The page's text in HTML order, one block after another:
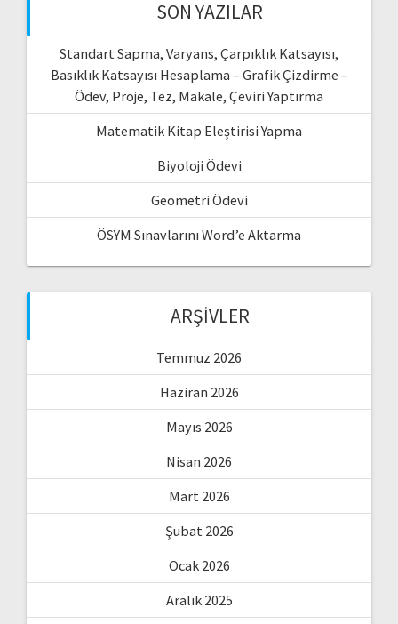
SON YAZILAR
Standart Sapma, Varyans, Çarpıklık Katsayısı,
Basıklık Katsayısı Hesaplama – Grafik Çizdirme –
Ödev, Proje, Tez, Makale, Çeviri Yaptırma
Matematik Kitap Eleştirisi Yapma
Biyoloji Ödevi
Geometri Ödevi
ÖSYM Sınavlarını Word’e Aktarma
ARŞIVLER
Temmuz 2026
Haziran 2026
Mayıs 2026
Nisan 2026
Mart 2026
Şubat 2026
Ocak 2026
Aralık 2025